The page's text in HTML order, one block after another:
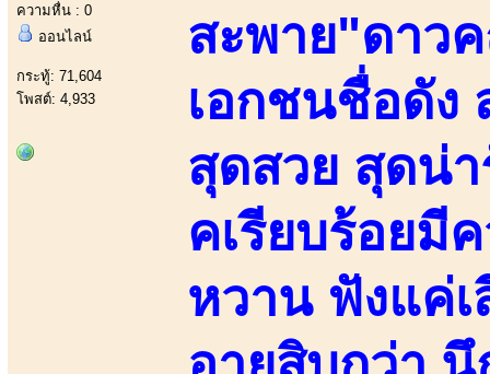
ความหื่น : 0
ออนไลน์
กระทู้: 71,604
โพสต์: 4,933
สะพาย"ดาว
เอกชนชื่อดัง
สุดสวย สุดน่า
คเรียบร้อยมี
หวาน ฟังแค่เ